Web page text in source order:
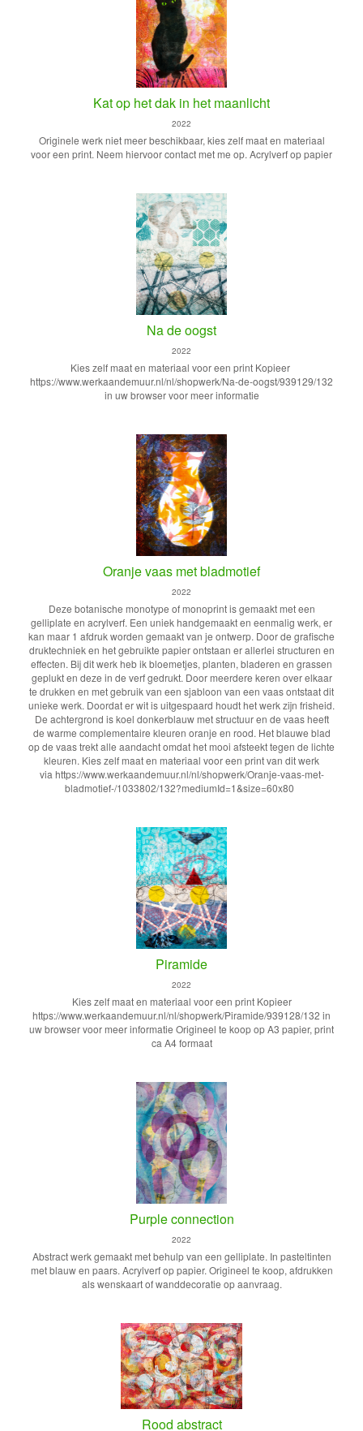
Kat op het dak in het maanlicht
2022
Originele werk niet meer beschikbaar, kies zelf maat en materiaal
voor een print. Neem hiervoor contact met me op. Acrylverf op papier
Na de oogst
2022
Kies zelf maat en materiaal voor een print Kopieer
https://www.werkaandemuur.nl/nl/shopwerk/Na-de-oogst/939129/132
in uw browser voor meer informatie
Oranje vaas met bladmotief
2022
Deze botanische monotype of monoprint is gemaakt met een
gelliplate en acrylverf. Een uniek handgemaakt en eenmalig werk, er
kan maar 1 afdruk worden gemaakt van je ontwerp. Door de grafische
druktechniek en het gebruikte papier ontstaan er allerlei structuren en
effecten. Bij dit werk heb ik bloemetjes, planten, bladeren en grassen
geplukt en deze in de verf gedrukt. Door meerdere keren over elkaar
te drukken en met gebruik van een sjabloon van een vaas ontstaat dit
unieke werk. Doordat er wit is uitgespaard houdt het werk zijn frisheid.
De achtergrond is koel donkerblauw met structuur en de vaas heeft
de warme complementaire kleuren oranje en rood. Het blauwe blad
op de vaas trekt alle aandacht omdat het mooi afsteekt tegen de lichte
kleuren. Kies zelf maat en materiaal voor een print van dit werk
via https://www.werkaandemuur.nl/nl/shopwerk/Oranje-vaas-met-
bladmotief-/1033802/132?mediumId=1&size=60x80
Piramide
2022
Kies zelf maat en materiaal voor een print Kopieer
https://www.werkaandemuur.nl/nl/shopwerk/Piramide/939128/132 in
uw browser voor meer informatie Origineel te koop op A3 papier, print
ca A4 formaat
Purple connection
2022
Abstract werk gemaakt met behulp van een gelliplate. In pasteltinten
met blauw en paars. Acrylverf op papier. Origineel te koop, afdrukken
als wenskaart of wanddecoratie op aanvraag.
Rood abstract